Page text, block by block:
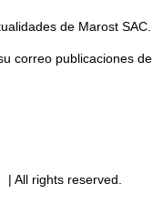
de Marost SAC.
correo publicaciones de
| All rights reserved.